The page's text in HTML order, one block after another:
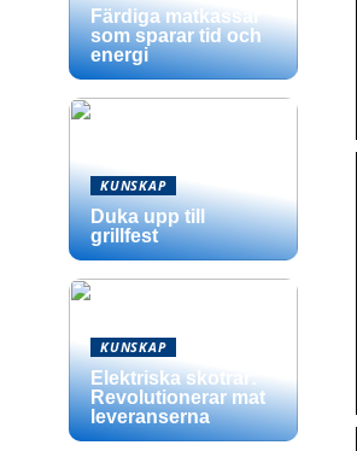
Färdiga matkassar
som sparar tid och
energi
KUNSKAP
Duka upp till
grillfest
KUNSKAP
Elektriska skotrar:
Revolutionerar mat
leveranserna